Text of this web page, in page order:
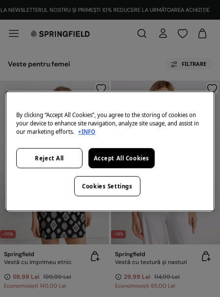
LA NEWSLETTERUL NOSTRU ȘI PRIMEȘTI 10% REDUCERE LA URMĂTOAREA ACHIZIȚIE
Veste pentru femei FILTRARE
-70%
Springfield
Vestă cu imprimeu etnic
59,99 Lei 199,99 Lei
Economisești 140,00 Lei
-74%
Springfield
Vestă cu textură și nasturi
29,99 Lei 114,99 Lei
Economisești 85,00 Lei
By clicking “Accept All Cookies”, you agree to the storing of cookies on
your device to enhance site navigation, analyze site usage, and assist in
our marketing efforts. +INFO
Reject All Accept All Cookies
Cookies Settings